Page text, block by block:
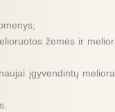
žemės ir
įgyvendintų